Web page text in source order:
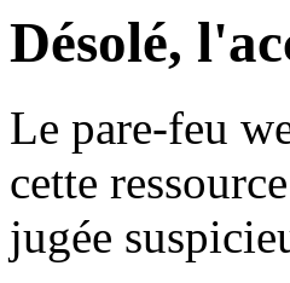
Désolé,
Le pare-feu
cette
jugée